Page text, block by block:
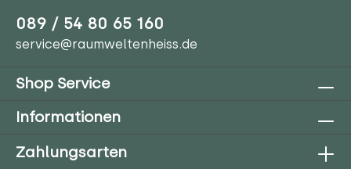
089 / 54 80 65 160
service@raumweltenheiss.de
Shop Service
Informationen
Zahlungsarten